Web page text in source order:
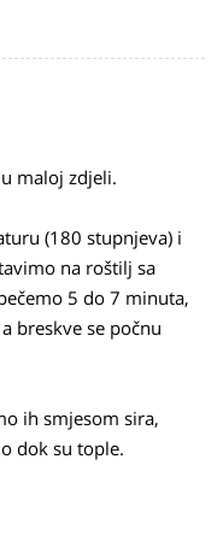
maloj zdjeli.
(180 stupnjeva) i
na roštilj sa
5 do 7 minuta,
breskve se počnu
ih smjesom sira,
dok su tople.